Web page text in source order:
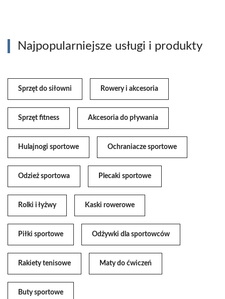
Najpopularniejsze usługi i produkty
Sprzęt do siłowni Rowery i akcesoria
Sprzęt fitness Akcesoria do pływania
Hulajnogi sportowe Ochraniacze sportowe
Odzież sportowa Plecaki sportowe
Rolki i łyżwy Kaski rowerowe
Piłki sportowe Odżywki dla sportowców
Rakiety tenisowe Maty do ćwiczeń
Buty sportowe